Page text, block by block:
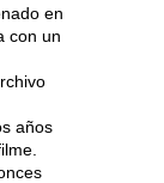
en
con un
años